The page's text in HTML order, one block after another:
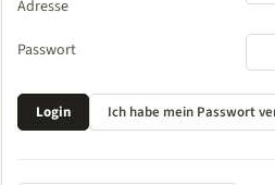
Adresse
Passwort